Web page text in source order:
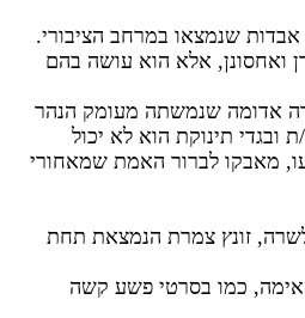
שנמצאו במרחב הציבורי.
ואחסונן, אלא הוא עושה בהם
אדומה שנמשתה מעומק הנהר
ובגדי תינוקת הוא לא יכול
מאבקו לברור האמת שמאחורי
זונץ צמרת הנמצאת תחת
כמו בסרטי פשע קשה